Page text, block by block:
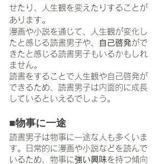
せたり、人生観を変えたりすることが
あります。
漫画や小説を通じて、人生観が変化し
たと感じる読書男子や、
自己啓発がで
きたと感じる読書男子もいるかもしれ
ません。
読書をすることで人生観や自己啓発が
できるため、読書男子は内面的に成長
しているといえるでしょう。
■物事に一途
読書男子は物事に一途な人も多くいま
す。日常的に漫画や小説などを読んで
いるため、物事に強い興味を持つ傾向